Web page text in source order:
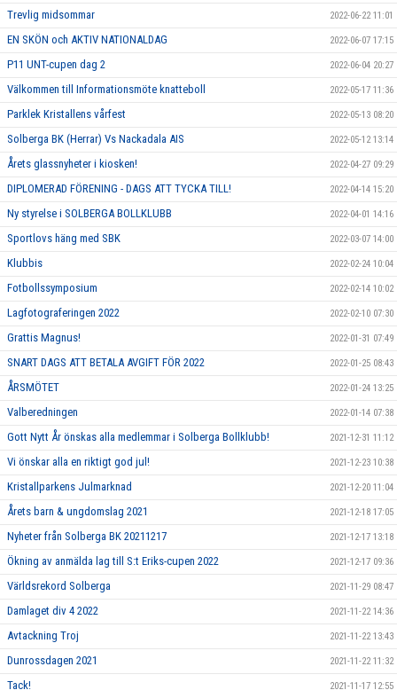
Trevlig midsommar 2022-06-22 11:01
EN SKÖN och AKTIV NATIONALDAG 2022-06-07 17:15
P11 UNT-cupen dag 2 2022-06-04 20:27
Välkommen till Informationsmöte knatteboll 2022-05-17 11:36
Parklek Kristallens vårfest 2022-05-13 08:20
Solberga BK (Herrar) Vs Nackadala AIS 2022-05-12 13:14
Årets glassnyheter i kiosken! 2022-04-27 09:29
DIPLOMERAD FÖRENING - DAGS ATT TYCKA TILL! 2022-04-14 15:20
Ny styrelse i SOLBERGA BOLLKLUBB 2022-04-01 14:16
Sportlovs häng med SBK 2022-03-07 14:00
Klubbis 2022-02-24 10:04
Fotbollssymposium 2022-02-14 10:02
Lagfotograferingen 2022 2022-02-10 07:30
Grattis Magnus! 2022-01-31 07:49
SNART DAGS ATT BETALA AVGIFT FÖR 2022 2022-01-25 08:43
ÅRSMÖTET 2022-01-24 13:25
Valberedningen 2022-01-14 07:38
Gott Nytt År önskas alla medlemmar i Solberga Bollklubb! 2021-12-31 11:12
Vi önskar alla en riktigt god jul! 2021-12-23 10:38
Kristallparkens Julmarknad 2021-12-20 11:04
Årets barn & ungdomslag 2021 2021-12-18 17:05
Nyheter från Solberga BK 20211217 2021-12-17 13:18
Ökning av anmälda lag till S:t Eriks-cupen 2022 2021-12-17 09:36
Världsrekord Solberga 2021-11-29 08:47
Damlaget div 4 2022 2021-11-22 14:36
Avtackning Troj 2021-11-22 13:43
Dunrossdagen 2021 2021-11-22 11:32
Tack! 2021-11-17 12:55